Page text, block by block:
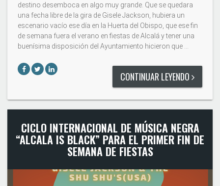
destino desemboca en algo muy grande. Que se quedara
una fecha libre de la gira de Gisele Jackson, hubiera un
escenario vacío ese día en la Huerta del Obispo, que ese fin
de semana fuera el verano en fiestas de Alcalá y tener una
buenísima disposición del Ayuntamiento hicieron que …
CONTINUAR LEYENDO
CICLO INTERNACIONAL DE MÚSICA NEGRA
“ALCALA IS BLACK” PARA EL PRIMER FIN DE
SEMANA DE FIESTAS